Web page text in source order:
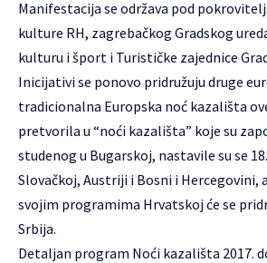
Manifestacija se održava pod
kulture RH, zagrebačkog Gradskog
kulturu i šport i Turističke zajednice
Inicijativi se ponovo pridružuju druge
tradicionalna Europska noć kazališta
pretvorila u “noći kazališta” koje su
studenog u Bugarskoj, nastavile su se
Slovačkoj, Austriji i Bosni i Hercegovini,
svojim programima Hrvatskoj će se
Srbija.
Detaljan program Noći kazališta 2017.